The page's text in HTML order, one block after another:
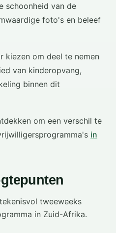
schoonheid van de
foto's en beleef
kiezen om deel te nemen
van kinderopvang,
binnen dit
om een ​​verschil te
in
tweeweeks
in Zuid-Afrika.